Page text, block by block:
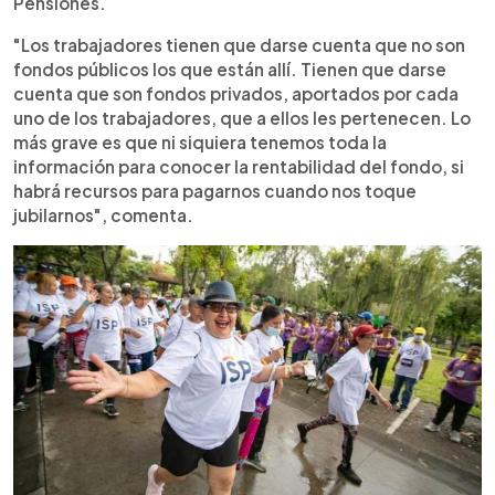
"Los trabajadores tienen que darse cuenta que no son
fondos públicos los que están allí. Tienen que darse
cuenta que son fondos privados, aportados por cada
uno de los trabajadores, que a ellos les pertenecen. Lo
más grave es que ni siquiera tenemos toda la
información para conocer la rentabilidad del fondo, si
habrá recursos para pagarnos cuando nos toque
jubilarnos", comenta.